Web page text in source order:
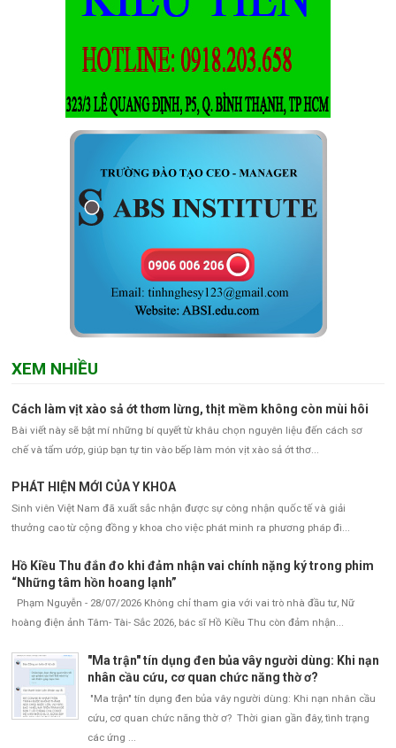
XEM NHIỀU
Cách làm vịt xào sả ớt thơm lừng, thịt mềm không còn mùi hôi
Bài viết này sẽ bật mí những bí quyết từ khâu chọn nguyên liệu đến cách sơ
chế và tẩm ướp, giúp bạn tự tin vào bếp làm món vịt xào sả ớt thơ...
PHÁT HIỆN MỚI CỦA Y KHOA
Sinh viên Việt Nam đã xuất sắc nhận được sự công nhận quốc tế và giải
thưởng cao từ cộng đồng y khoa cho việc phát minh ra phương pháp đi...
Hồ Kiều Thu đắn đo khi đảm nhận vai chính nặng ký trong phim
“Những tâm hồn hoang lạnh”
Phạm Nguyễn - 28/07/2026 Không chỉ tham gia với vai trò nhà đầu tư, Nữ
hoàng điện ảnh Tâm- Tài- Sắc 2026, bác sĩ Hồ Kiều Thu còn đảm nhận...
"Ma trận" tín dụng đen bủa vây người dùng: Khi nạn
nhân cầu cứu, cơ quan chức năng thờ ơ?
"Ma trận" tín dụng đen bủa vây người dùng: Khi nạn nhân cầu
cứu, cơ quan chức năng thờ ơ? Thời gian gần đây, tình trạng
các ứng ...